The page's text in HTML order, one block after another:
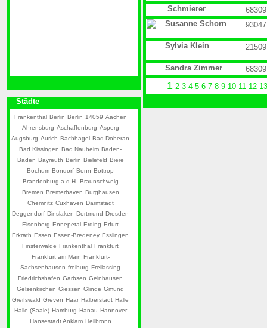
Städte
Frankenthal Berlin Berlin 14059 Aachen
Ahrensburg Aschaffenburg Asperg
Augsburg Aurich Bachhagel Bad Doberan
Bad Kissingen Bad Nauheim Baden-
Baden Bayreuth Berlin Bielefeld Biere
Bochum Bondorf Bonn Bottrop
Brandenburg a.d.H.
Braunschweig
Bremen Bremerhaven Burghausen
Chemnitz Cuxhaven Darmstadt
Deggendorf Dinslaken Dortmund Dresden
Eisenberg Ennepetal Erding Erfurt
Erkrath Essen Essen-Bredeney Esslingen
Finsterwalde Frankenthal Frankfurt
Frankfurt am Main Frankfurt-
Sachsenhausen freiburg Freilassing
Friedrichshafen Garbsen Gelnhausen
Gelsenkirchen Giessen Glinde Gmund
Greifswald Greven Haar Halberstadt Halle
Halle (Saale) Hamburg Hanau Hannover
Hansestadt Anklam Heilbronn
Schmierer
68309
Susanne Schorn
93047
Sylvia Klein 21509
Sandra Zimmer 68309
1 2 3 4 5 6 7 8 9 10 11 12 13